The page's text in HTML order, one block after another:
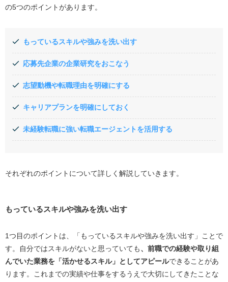
の5つのポイントがあります。
もっているスキルや強みを洗い出す
応募先企業の企業研究をおこなう
志望動機や転職理由を明確にする
キャリアプランを明確にしておく
未経験転職に強い転職エージェントを活用する
それぞれのポイントについて詳しく解説していきます。
もっているスキルや強みを洗い出す
1つ目のポイントは、「もっているスキルや強みを洗い出す」ことで
す。自分ではスキルがないと思っていても、前職での経験や取り組
んでいた業務を「活かせるスキル」としてアピールできることがあ
ります。これまでの実績や仕事をするうえで大切にしてきたことな